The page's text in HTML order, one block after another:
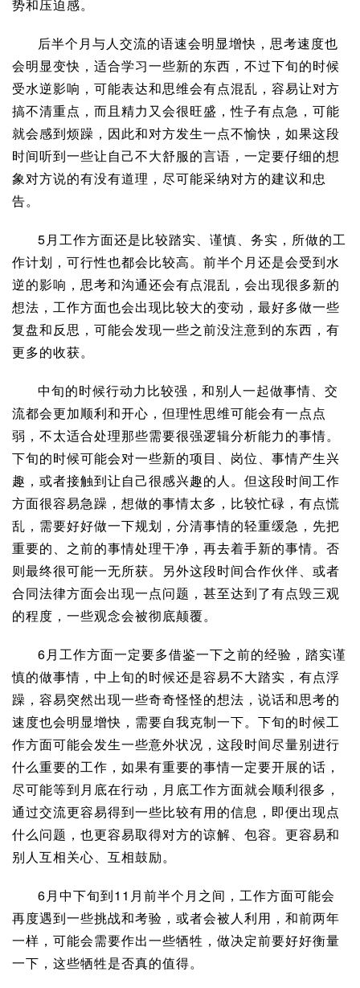
势和压迫感。
后半个月与人交流的语速会明显增快，思考速度也
会明显变快，适合学习一些新的东西，不过下旬的时候
受水逆影响，可能表达和思维会有点混乱，容易让对方
搞不清重点，而且精力又会很旺盛，性子有点急，可能
就会感到烦躁，因此和对方发生一点不愉快，如果这段
时间听到一些让自己不大舒服的言语，一定要仔细的想
象对方说的有没有道理，尽可能采纳对方的建议和忠
告。
5月工作方面还是比较踏实、谨慎、务实，所做的工
作计划，可行性也都会比较高。前半个月还是会受到水
逆的影响，思考和沟通还会有点混乱，会出现很多新的
想法，工作方面也会出现比较大的变动，最好多做一些
复盘和反思，可能会发现一些之前没注意到的东西，有
更多的收获。
中旬的时候行动力比较强，和别人一起做事情、交
流都会更加顺利和开心，但理性思维可能会有一点点
弱，不太适合处理那些需要很强逻辑分析能力的事情。
下旬的时候可能会对一些新的项目、岗位、事情产生兴
趣，或者接触到让自己很感兴趣的人。但这段时间工作
方面很容易急躁，想做的事情太多，比较忙碌，有点慌
乱，需要好好做一下规划，分清事情的轻重缓急，先把
重要的、之前的事情处理干净，再去着手新的事情。否
则最终很可能一无所获。另外这段时间合作伙伴、或者
合同法律方面会出现一点问题，甚至达到了有点毁三观
的程度，一些观念会被彻底颠覆。
6月工作方面一定要多借鉴一下之前的经验，踏实谨
慎的做事情，中上旬的时候还是容易不大踏实，有点浮
躁，容易突然出现一些奇奇怪怪的想法，说话和思考的
速度也会明显增快，需要自我克制一下。下旬的时候工
作方面可能会发生一些意外状况，这段时间尽量别进行
什么重要的工作，如果有重要的事情一定要开展的话，
尽可能等到月底在行动，月底工作方面就会顺利很多，
通过交流更容易得到一些比较有用的信息，即便出现点
什么问题，也更容易取得对方的谅解、包容。更容易和
别人互相关心、互相鼓励。
6月中下旬到11月前半个月之间，工作方面可能会
再度遇到一些挑战和考验，或者会被人利用，和前两年
一样，可能会需要作出一些牺牲，做决定前要好好衡量
一下，这些牺牲是否真的值得。